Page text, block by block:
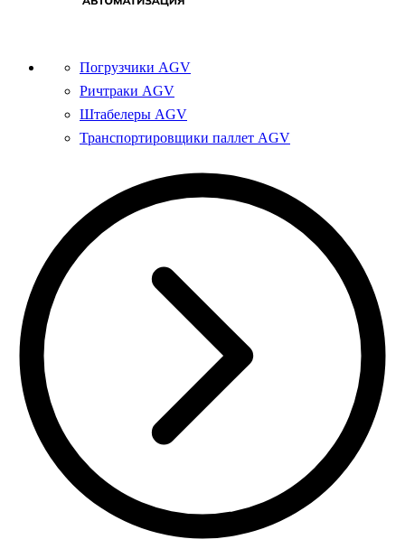
Погрузчики AGV
Ричтраки AGV
Штабелеры AGV
Транспортировщики паллет AGV